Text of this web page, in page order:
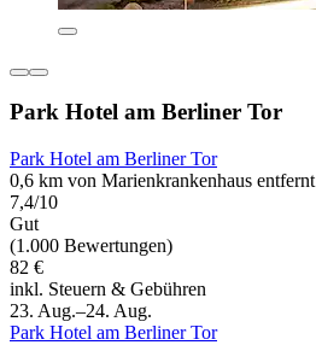
Park Hotel am Berliner Tor
Park Hotel am Berliner Tor
0,6 km von Marienkrankenhaus entfernt
7,4/10
Gut
(1.000 Bewertungen)
82 €
inkl. Steuern & Gebühren
23. Aug.–24. Aug.
Park Hotel am Berliner Tor